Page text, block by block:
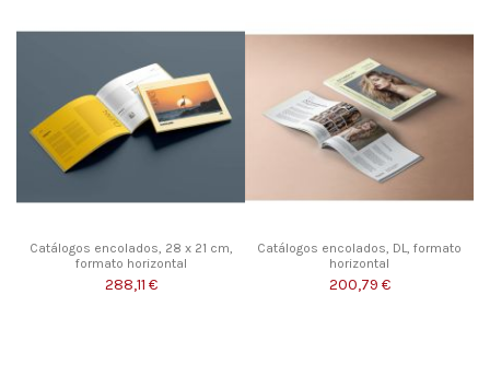
Catálogos encolados, 28 x 21 cm,
formato horizontal
288,11 €
Catálogos encolados, DL, formato
horizontal
200,79 €